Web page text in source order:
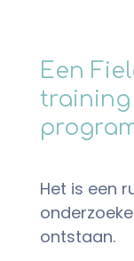
Een
training
Het is een
ontstaan.